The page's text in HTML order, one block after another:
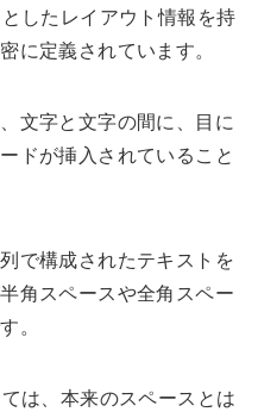
したレイアウト情報を持
に定義されています。
文字と文字の間に、目に
ドが挿入されていること
で構成されたテキストを
角スペースや全角スペー
。
は、本来のスペースとは